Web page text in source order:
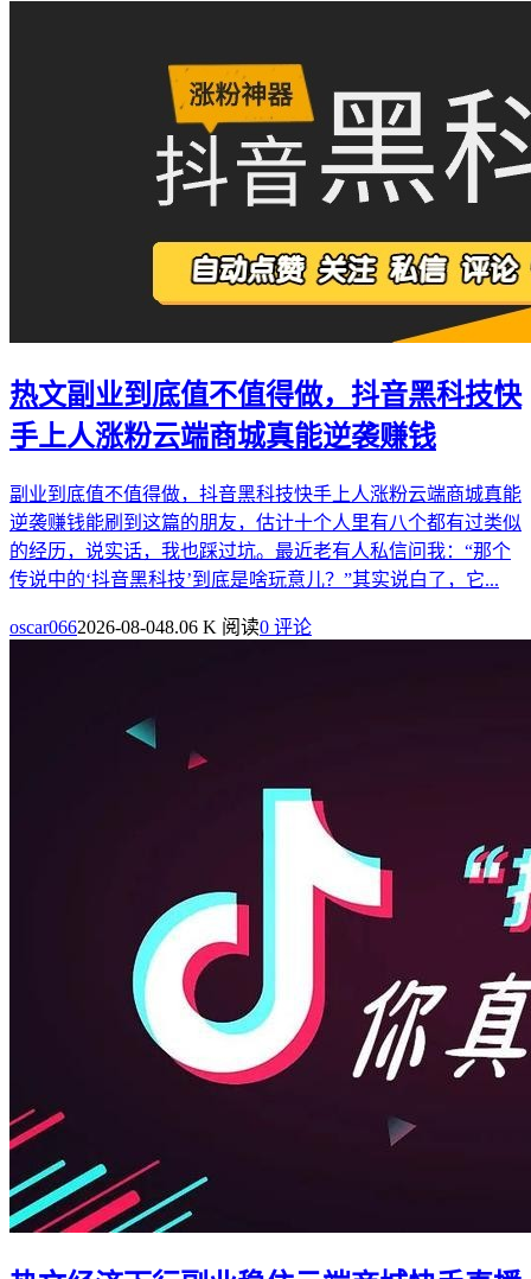
热文副业到底值不值得做，抖音黑科技快
手上人涨粉云端商城真能逆袭赚钱
副业到底值不值得做，抖音黑科技快手上人涨粉云端商城真能
逆袭赚钱能刷到这篇的朋友，估计十个人里有八个都有过类似
的经历，说实话，我也踩过坑。最近老有人私信问我：“那个
传说中的‘抖音黑科技’到底是啥玩意儿？”其实说白了，它...
oscar0662026-08-048.06 K 阅读0 评论